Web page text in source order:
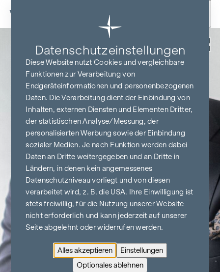
Zum Inhalt springen
Datenschutz­einstellungen
Diese Website nutzt Cookies und vergleichbare
Funktionen zur Verarbeitung von
Endgeräteinformationen und personenbezogenen
Daten. Die Verarbeitung dient der Einbindung von
Inhalten, externen Diensten und Elementen Dritter,
der statistischen Analyse/Messung, der
personalisierten Werbung sowie der Einbindung
sozialer Medien. Je nach Funktion werden dabei
Daten an Dritte weitergegeben und an Dritte in
Ländern, in denen kein angemessenes
Datenschutzniveau vorliegt und von diesen
verarbeitet wird, z. B. die USA. Ihre Einwilligung ist
stets freiwillig, für die Nutzung unserer Website
nicht erforderlich und kann jederzeit auf unserer
Seite abgelehnt oder widerrufen werden.
Alles akzeptieren
Einstellungen
Optionales ablehnen